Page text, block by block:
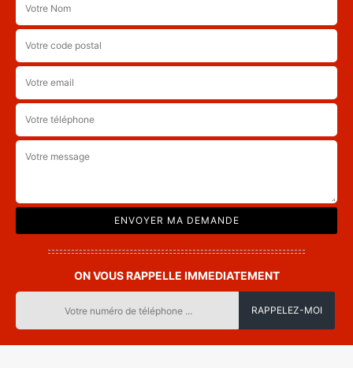
ON VOUS RAPPELLE IMMEDIATEMENT